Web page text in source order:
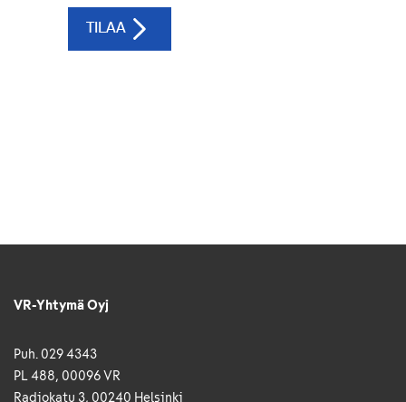
VR-Yhtymä Oyj
Puh. 029 4343
PL 488, 00096 VR
Radiokatu 3, 00240 Helsinki